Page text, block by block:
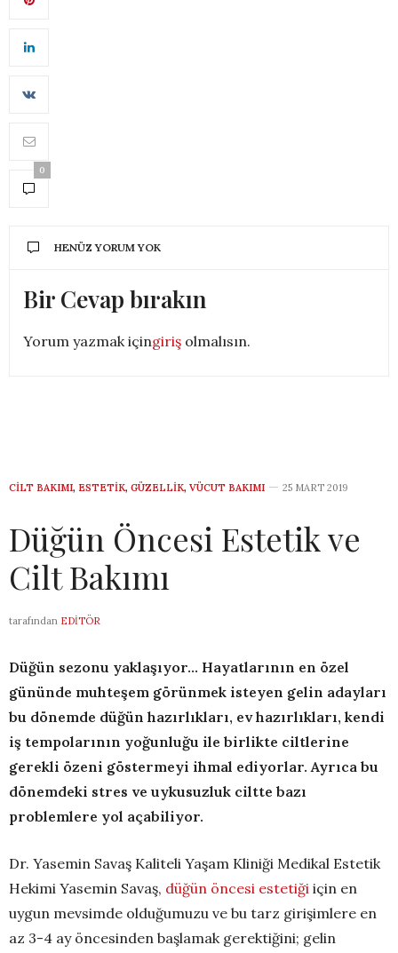
0
HENÜZ YORUM YOK
Bir Cevap bırakın
Yorum yazmak içingiriş olmalısın.
CILT BAKIMI, ESTETIK, GÜZELLIK, VÜCUT BAKIMI 25 MART 2019
Düğün Öncesi Estetik ve
Cilt Bakımı
tarafından EDITÖR
Düğün sezonu yaklaşıyor… Hayatlarının en özel
gününde muhteşem görünmek isteyen gelin adayları
bu dönemde düğün hazırlıkları, ev hazırlıkları, kendi
iş tempolarının yoğunluğu ile birlikte ciltlerine
gerekli özeni göstermeyi ihmal ediyorlar. Ayrıca bu
dönemdeki stres ve uykusuzluk ciltte bazı
problemlere yol açabiliyor.
Dr. Yasemin Savaş Kaliteli Yaşam Kliniği Medikal Estetik
Hekimi Yasemin Savaş, düğün öncesi estetiği için en
uygun mevsimde olduğumuzu ve bu tarz girişimlere en
az 3-4 ay öncesinden başlamak gerektiğini; gelin